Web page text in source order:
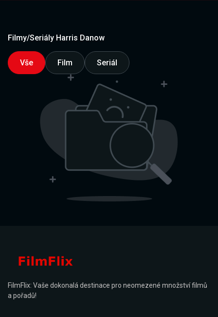
Filmy/Seriály Harris Danow
Vše Film Seriál
FilmFlix: Vaše dokonalá destinace pro neomezené množství filmů
a pořadů!